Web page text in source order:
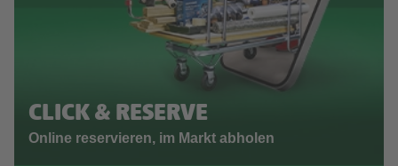
CLICK & RESERVE
Online reservieren, im Markt abholen